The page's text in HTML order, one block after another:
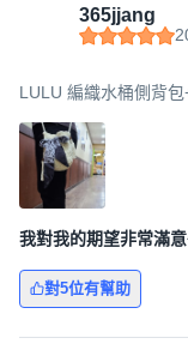
365jjang
LULU 編織水桶側背
我對我的期望非常滿
對5位有幫助